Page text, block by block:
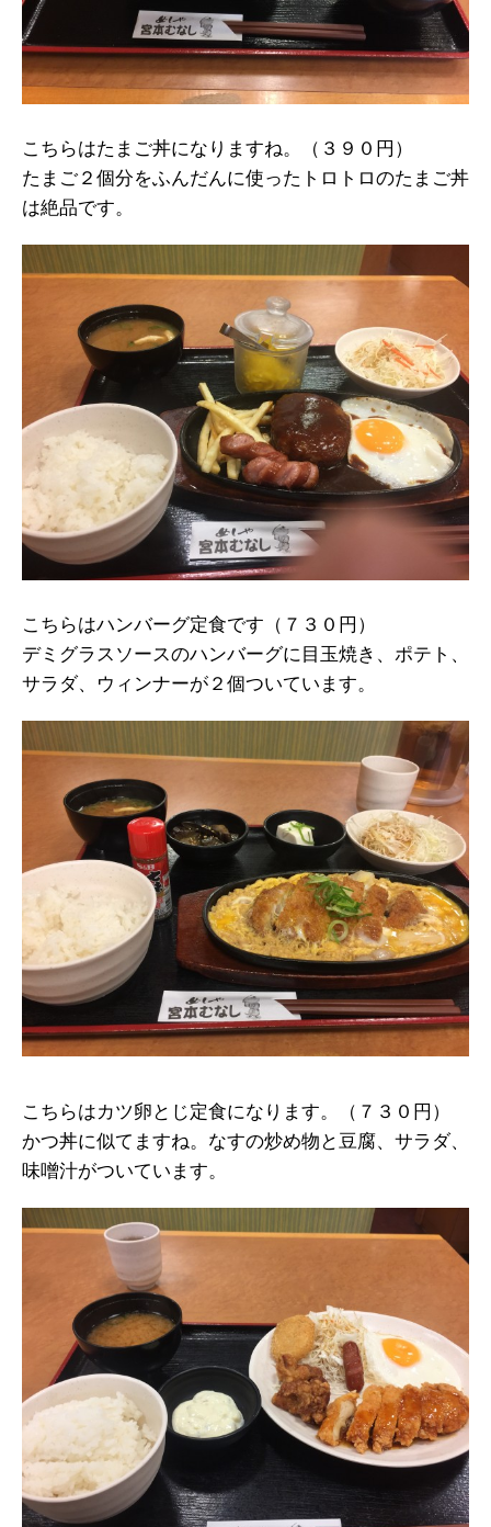
こちらはたまご丼になりますね。（３９０円）
たまご２個分をふんだんに使ったトロトロのたまご丼
は絶品です。
こちらはハンバーグ定食です（７３０円）
デミグラスソースのハンバーグに目玉焼き、ポテト、
サラダ、ウィンナーが２個ついています。
こちらはカツ卵とじ定食になります。（７３０円）
かつ丼に似てますね。なすの炒め物と豆腐、サラダ、
味噌汁がついています。